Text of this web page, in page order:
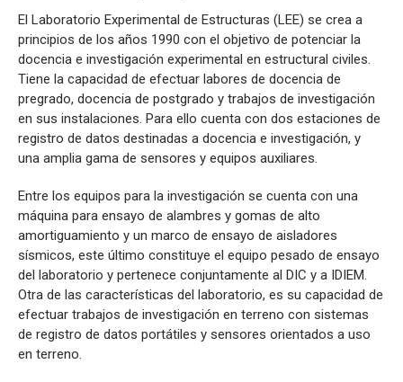
EXTENSIÓN
Estructuras, Construcción y Geotecnia
Ingeniería de Transporte
Recursos Hídricos y Medio Ambiente
El Laboratorio Experimental de Estructuras (LEE) se crea a
principios de los años 1990 con el objetivo de potenciar la
docencia e investigación experimental en estructural civiles.
Tiene la capacidad de efectuar labores de docencia de
pregrado, docencia de postgrado y trabajos de investigación
en sus instalaciones. Para ello cuenta con dos estaciones de
registro de datos destinadas a docencia e investigación, y
una amplia gama de sensores y equipos auxiliares.
Entre los equipos para la investigación se cuenta con una
máquina para ensayo de alambres y gomas de alto
amortiguamiento y un marco de ensayo de aisladores
sísmicos, este último constituye el equipo pesado de ensayo
del laboratorio y pertenece conjuntamente al DIC y a IDIEM.
Otra de las características del laboratorio, es su capacidad de
efectuar trabajos de investigación en terreno con sistemas
de registro de datos portátiles y sensores orientados a uso
en terreno.